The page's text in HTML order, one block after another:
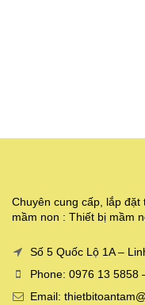
Chuyên cung cấp, lắp
mầm non : Thiết bị mầm
Số 5 Quốc Lộ 1A –
Phone: 0976 13 5858
Email: